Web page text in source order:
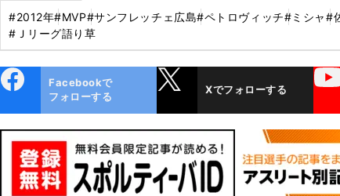
#2012年#MVP#サンフレッチェ広島#ペトロヴィッチ#ミシャ#
#Ｊリーグ語り草
ok
Facebookで
フォローする
Xでフォローする
YouTube